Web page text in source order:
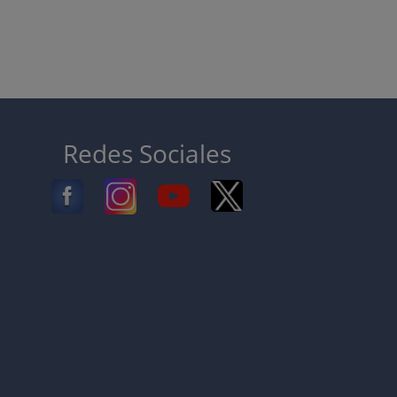
Redes Sociales